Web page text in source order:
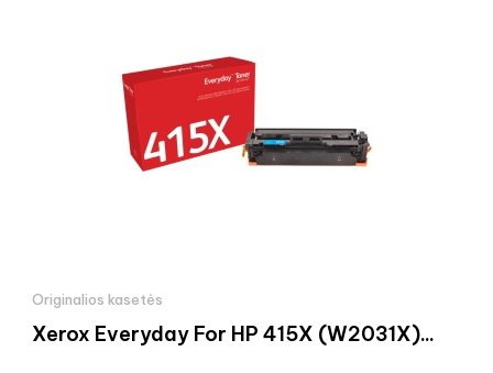
Originalios kasetės
Xerox Everyday For HP 415X (W2031X)...